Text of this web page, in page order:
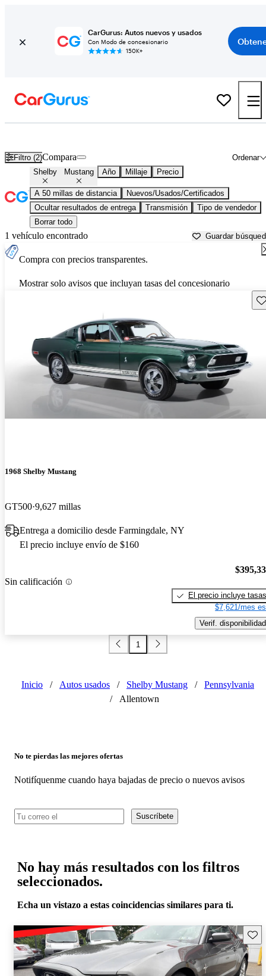
CarGurus: Autos nuevos y usados
Con Modo de concesionario
150K+
Filtro (2) Ordenar
Compara
Shelby Mustang Año Millaje Precio
A 50 millas de distancia
Nuevos/Usados/Certificados
Ocultar resultados de entrega
Transmisión
Tipo de vendedor
Borrar todo
1 vehículo encontrado Guardar
Compra con precios transparentes.
Mostrar solo avisos que incluyan tasas del concesionario
1968 Shelby Mustang
GT500 9,627 millas
Entrega a domicilio desde Farmingdale, NY
El precio incluye envío de $160
Sin calificación
El precio incluye tasas
$7,621/mes
Verif. disponibilidad
1
Inicio / Autos usados / Shelby Mustang /
Pennsylvania
/
Allentown
No te pierdas las mejores ofertas
Notifíquenme cuando haya bajadas de precio o nuevos avisos
Suscríbete
No hay más resultados con los filtros
seleccionados.
Echa un vistazo a estas coincidencias similares para ti.